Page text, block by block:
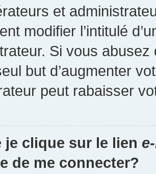
et
modifier l’intitulé
Si vous
but d’augmenter
peut rabaisser
je clique sur le lien
de me connecter?